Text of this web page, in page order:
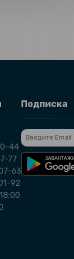
44
77
63
92
Подписка